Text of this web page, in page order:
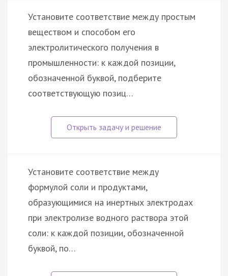
Установите соответствие между простым
веществом и способом его
электролитического получения в
промышленности: к каждой позиции,
обозначенной буквой, подберите
соответствующую позиц…
Установите соответствие между
формулой соли и продуктами,
образующимися на инертных электродах
при электролизе водного раствора этой
соли: к каждой позиции, обозначенной
буквой, по…